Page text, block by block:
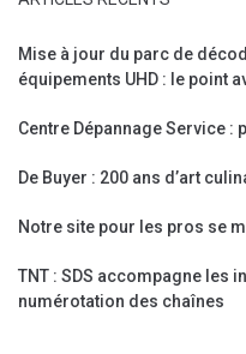
Mise à jour du parc de
équipements UHD : le point
Centre Dépannage Service :
De Buyer : 200 ans d’art
Notre site pour les pros se
TNT : SDS accompagne les
numérotation des chaînes